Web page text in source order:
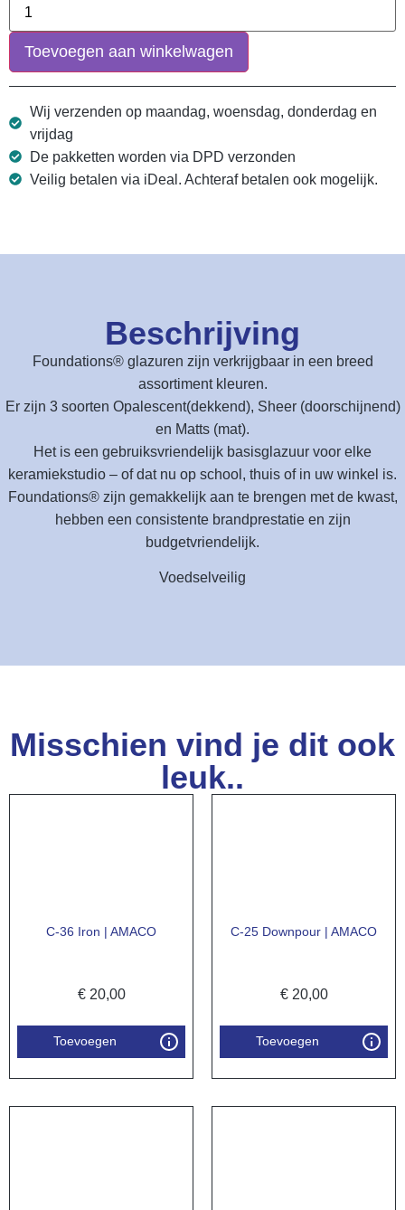
Toevoegen aan winkelwagen
Wij verzenden op maandag, woensdag, donderdag en
vrijdag
De pakketten worden via DPD verzonden
Veilig betalen via iDeal. Achteraf betalen ook mogelijk.
Beschrijving
Foundations® glazuren zijn verkrijgbaar in een breed
assortiment kleuren.
Er zijn 3 soorten Opalescent(dekkend), Sheer (doorschijnend)
en Matts (mat).
Het is een gebruiksvriendelijk basisglazuur voor elke
keramiekstudio – of dat nu op school, thuis of in uw winkel is.
Foundations® zijn gemakkelijk aan te brengen met de kwast,
hebben een consistente brandprestatie en zijn
budgetvriendelijk.
Voedselveilig
Misschien vind je dit ook
leuk..
C-36 Iron | AMACO
€20,00
Toevoegen
C-25 Downpour | AMACO
€20,00
Toevoegen